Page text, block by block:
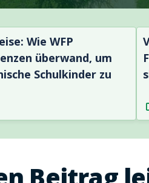
Wie WFP
überwand, um
Schulkinder zu